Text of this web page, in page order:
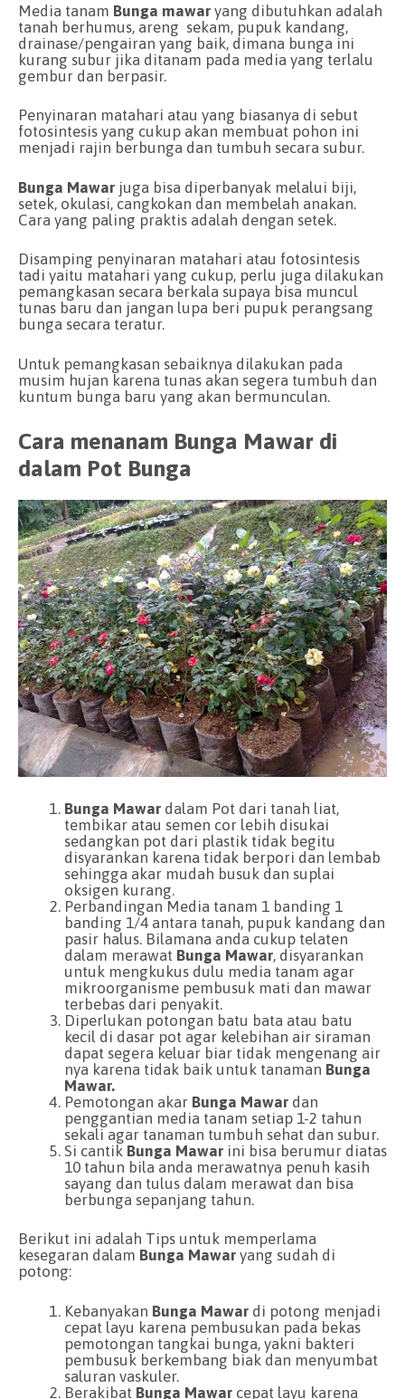
Media tanam Bunga mawar yang dibutuhkan adalah
tanah berhumus, areng sekam, pupuk kandang,
drainase/pengairan yang baik, dimana bunga ini
kurang subur jika ditanam pada media yang terlalu
gembur dan berpasir.
Penyinaran matahari atau yang biasanya di sebut
fotosintesis yang cukup akan membuat pohon ini
menjadi rajin berbunga dan tumbuh secara subur.
Bunga Mawar juga bisa diperbanyak melalui biji,
setek, okulasi, cangkokan dan membelah anakan.
Cara yang paling praktis adalah dengan setek.
Disamping penyinaran matahari atau fotosintesis
tadi yaitu matahari yang cukup, perlu juga dilakukan
pemangkasan secara berkala supaya bisa muncul
tunas baru dan jangan lupa beri pupuk perangsang
bunga secara teratur.
Untuk pemangkasan sebaiknya dilakukan pada
musim hujan karena tunas akan segera tumbuh dan
kuntum bunga baru yang akan bermunculan.
Cara menanam Bunga Mawar di
dalam Pot Bunga
Bunga Mawar dalam Pot dari tanah liat,
tembikar atau semen cor lebih disukai
sedangkan pot dari plastik tidak begitu
disyarankan karena tidak berpori dan lembab
sehingga akar mudah busuk dan suplai
oksigen kurang.
Perbandingan Media tanam 1 banding 1
banding 1/4 antara tanah, pupuk kandang dan
pasir halus. Bilamana anda cukup telaten
dalam merawat Bunga Mawar, disyarankan
untuk mengkukus dulu media tanam agar
mikroorganisme pembusuk mati dan mawar
terbebas dari penyakit.
Diperlukan potongan batu bata atau batu
kecil di dasar pot agar kelebihan air siraman
dapat segera keluar biar tidak mengenang air
nya karena tidak baik untuk tanaman Bunga
Mawar.
Pemotongan akar Bunga Mawar dan
penggantian media tanam setiap 1-2 tahun
sekali agar tanaman tumbuh sehat dan subur.
Si cantik Bunga Mawar ini bisa berumur diatas
10 tahun bila anda merawatnya penuh kasih
sayang dan tulus dalam merawat dan bisa
berbunga sepanjang tahun.
Berikut ini adalah Tips untuk memperlama
kesegaran dalam Bunga Mawar yang sudah di
potong:
Kebanyakan Bunga Mawar di potong menjadi
cepat layu karena pembusukan pada bekas
pemotongan tangkai bunga, yakni bakteri
pembusuk berkembang biak dan menyumbat
saluran vaskuler.
Berakibat Bunga Mawar cepat layu karena